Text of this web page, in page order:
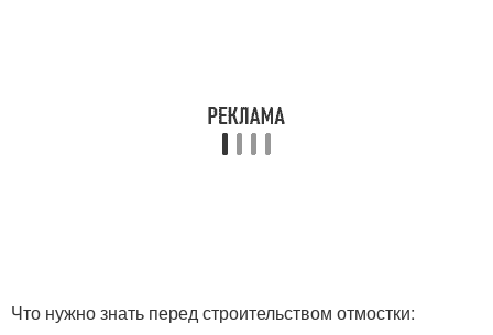
Что нужно знать перед строительством отмостки: